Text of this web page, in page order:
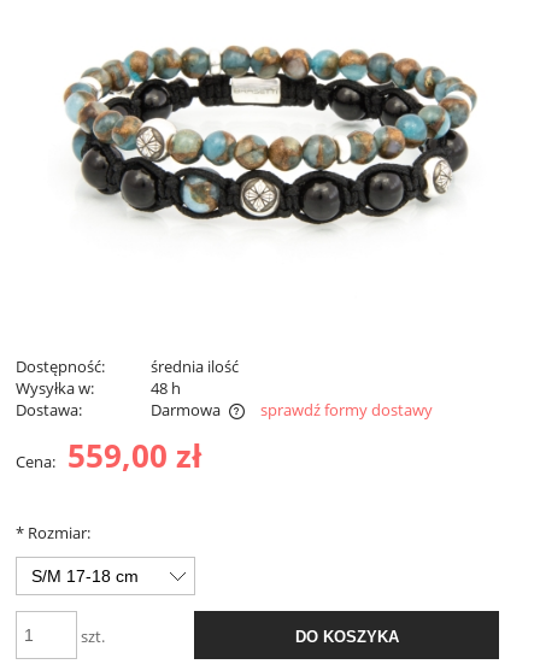
Dostępność:
średnia ilość
Wysyłka w:
48 h
Dostawa:
Darmowa
sprawdź formy dostawy
Cena: 559,00 zł
* Rozmiar:
szt. DO KOSZYKA